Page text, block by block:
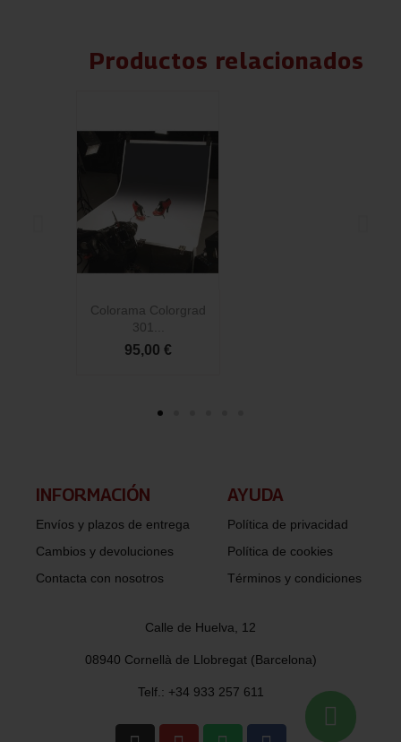
Productos relacionados
Colorama Colorgrad
301...
95,00 €
INFORMACIÓN​
Envíos y plazos de entrega
Cambios y devoluciones
Contacta con nosotros
AYUDA
Política de privacidad
Política de cookies
Términos y condiciones
Calle de Huelva, 12
08940 Cornellà de Llobregat (Barcelona)
Telf.: +34 933 257 611